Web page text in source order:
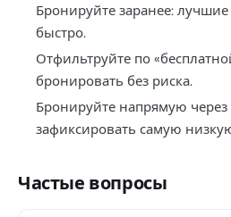
Бронируйте заранее:
быстро.
Отфильтруйте по
бронировать без риска.
Бронируйте напрямую
зафиксировать самую
Частые вопросы